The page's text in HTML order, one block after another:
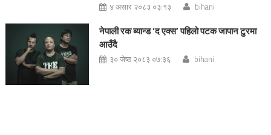
४ असार २०८३ ०३:१३ bihani
नेपाली रक ब्यान्ड ‘द एक्स’ पहिलो पटक जापान टुरमा
आउँदै
३० जेष्ठ २०८३ ०७:३६ bihani